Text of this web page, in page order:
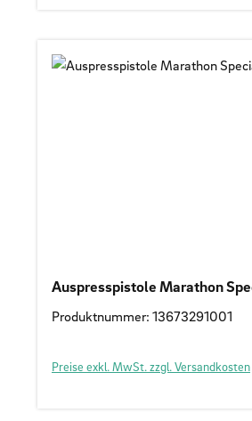
Auspresspistole Marathon
Produktnummer: 13673291001
Preise exkl. MwSt. zzgl. Versandkosten